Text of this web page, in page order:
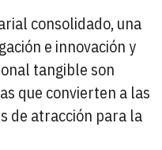
consolidado, una
e innovación y
tangible son
que convierten a las
de atracción para la